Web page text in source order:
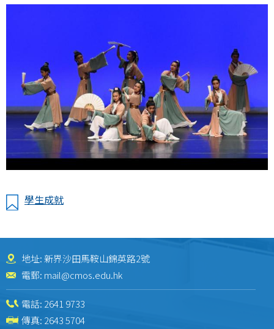
學生成就
地址: 新界沙田馬鞍山錦英路2號
電郵: mail@cmos.edu.hk
電話: 2641 9733
傳真: 2643 5704